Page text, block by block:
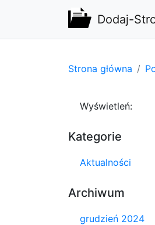
Dodaj-
Strona główna
Wyświetleń:
Kategorie
Aktualności
Archiwum
grudzień 2024